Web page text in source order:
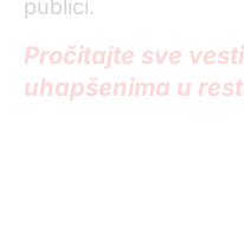
publici.
Pročitajte sve
uhapšenima u